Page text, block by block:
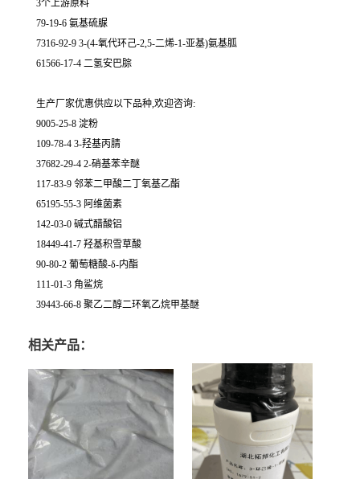
3个上游原料
79-19-6 氨基硫脲
7316-92-9 3-(4-氧代环己-2,5-二烯-1-亚基)氨基胍
61566-17-4 二氢安巴腙
生产厂家优惠供应以下品种,欢迎咨询:
9005-25-8 淀粉
109-78-4 3-羟基丙腈
37682-29-4 2-硝基苯辛醚
117-83-9 邻苯二甲酸二丁氧基乙酯
65195-55-3 阿维菌素
142-03-0 碱式醋酸铝
18449-41-7 羟基积雪草酸
90-80-2 葡萄糖酸-δ-内酯
111-01-3 角鲨烷
39443-66-8 聚乙二醇二环氧乙烷甲基醚
相关产品：